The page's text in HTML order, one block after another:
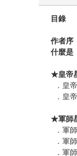
目錄
作者序
什麼是
★皇帝
．皇
．皇
★軍師
．軍
．軍
．軍